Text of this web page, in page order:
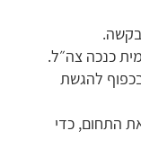
בקשה.
כנכה צה״ל.
להגשת
התחום, כדי